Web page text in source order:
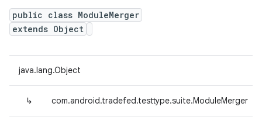
public class ModuleMerger
extends Object
java.lang.Object
↳ com.android.tradefed.testtype.suite.ModuleMerger